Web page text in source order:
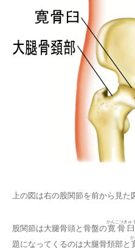
上の図は右の股関節を前から見た
股関節は大腿骨頭と骨盤の寛骨臼
かんこつきゅう
題になってくるのは大腿骨頚部と
か